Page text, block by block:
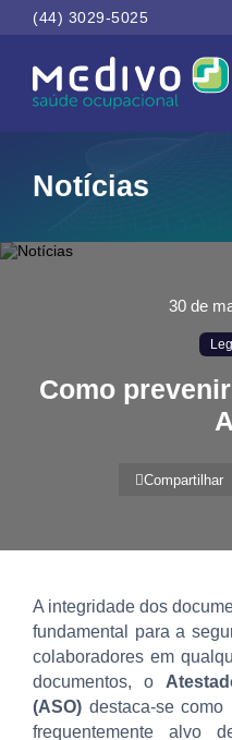
(44) 3029-5025
Notícias
30 de
Como
Compartilhar
A integridade dos
fundamental para a
colaboradores em
documentos, o
(ASO) destaca-se
frequentemente alvo